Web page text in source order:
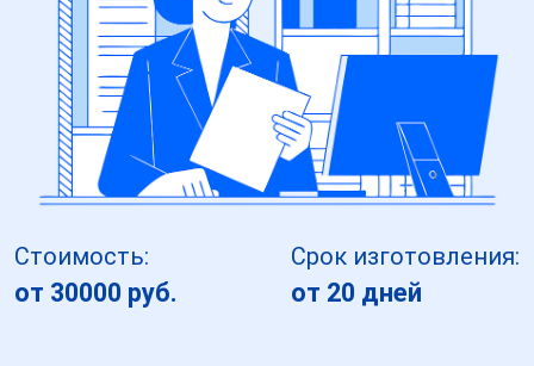
Стоимость:
от 30000 руб.
Срок изготовления:
от 20 дней